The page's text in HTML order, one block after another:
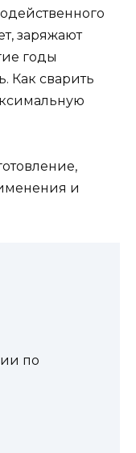
заряжают
годы
Как сварить
по